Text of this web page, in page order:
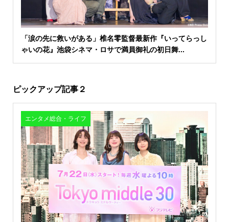
「涙の先に救いがある」椎名零監督最新作『いってらっし
ゃいの花』池袋シネマ・ロサで満員御礼の初日舞...
ピックアップ記事２
エンタメ総合・ライフ